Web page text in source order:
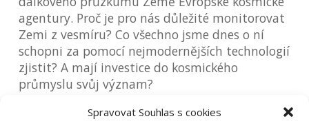
Spravovat Souhlas s cookies
agentury. Proč je pro nás důležité monitorovat
Zemi z vesmíru? Co všechno jsme dnes o ní
schopni za pomocí nejmodernějších technologií
zjistit? A mají investice do kosmického
průmyslu svůj význam?
Nenechejte si ujít příležitost setkat se se